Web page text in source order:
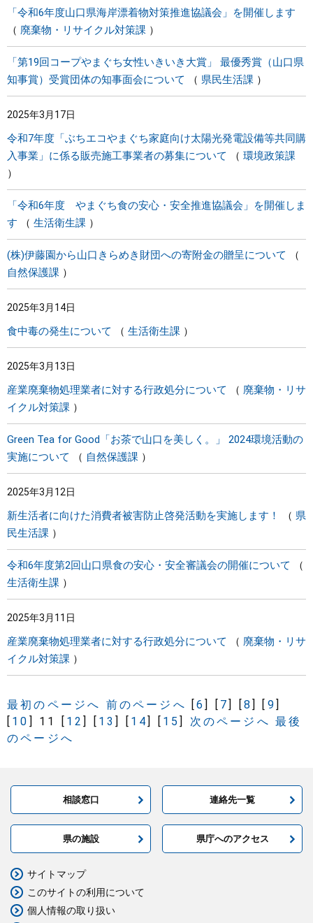
「令和6年度山口県海岸漂着物対策推進協議会」を開催します
廃棄物・リサイクル対策課
「第19回コープやまぐち女性いきいき大賞」 最優秀賞（山口県
知事賞）受賞団体の知事面会について
県民生活課
2025年3月17日
令和7年度「ぶちエコやまぐち家庭向け太陽光発電設備等共同購
入事業」に係る販売施工事業者の募集について
環境政策課
「令和6年度 やまぐち食の安心・安全推進協議会」を開催しま
す
生活衛生課
(株)伊藤園から山口きらめき財団への寄附金の贈呈について
自然保護課
2025年3月14日
食中毒の発生について 生活衛生課
2025年3月13日
産業廃棄物処理業者に対する行政処分について
廃棄物・リサ
イクル対策課
Green Tea for Good「お茶で山口を美しく。」 2024環境活動の
実施について
自然保護課
2025年3月12日
新生活者に向けた消費者被害防止啓発活動を実施します！
県
民生活課
令和6年度第2回山口県食の安心・安全審議会の開催について
生活衛生課
2025年3月11日
産業廃棄物処理業者に対する行政処分について
廃棄物・リサ
イクル対策課
最初のページへ 前のページへ [6] [ 7] [8] [ 9]
[ 10 ] 11 [ 12] [ 13] [ 14] [ 15] 次のページへ 最後
のページへ
相談窓口 連絡先一覧
県の施設 県庁へのアクセス
サイトマップ
このサイトの利用について
個人情報の取り扱い